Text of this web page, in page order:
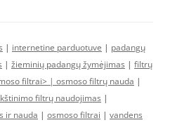
| internetine parduotuve | padangų
| žieminių padangų žymėjimas | filtrų
filtrai> | osmoso filtrų nauda |
filtrų naudojimas |
ir nauda | osmoso filtrai | vandens